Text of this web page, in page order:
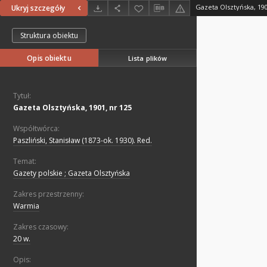
Ukryj szczegóły Gazeta Olsztyńska,
Struktura obiektu
Opis obiektu Lista plików
Tytuł:
Gazeta Olsztyńska, 1901, nr 125
Współtwórca:
Paszliński, Stanisław (1873-ok. 1930). Red.
Temat:
Gazety polskie ; Gazeta Olsztyńska
Zakres przestrzenny:
Warmia
Zakres czasowy:
20 w.
Opis: